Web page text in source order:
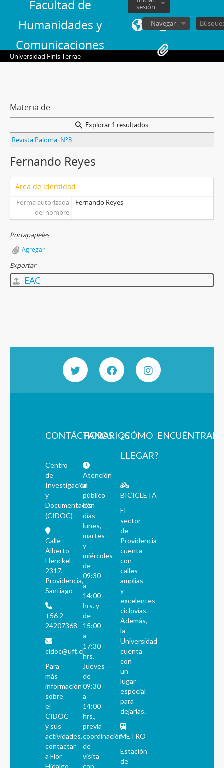
Facultad de
Humanidades y
Comunicaciones
sesión
Navegar
Universidad Finis Terrae
Materia de
Explorar 1 resultados
Revista Paloma, N°3
Fernando Reyes
Área de identidad
Forma autorizada
del nombre
Fernando Reyes
Portapapeles
Agregar
Exportar
EAC
CONTÁCTANOS
Centro
de
Investigación
y
Documentación
(CIDOC)
Calle
Alberto
Henckel
2317,
Providencia,
Santiago
+56 2
24207368
cidoc@uft.cl
Para
más
información
sobre
el
CIDOC
y sus
actividades,
contactar
a Flor
Hidalgo
HORARIOS
Atención
al
público
los
días
lunes,
martes
y
miércoles
de
09:30
a
14:00
hrs. y
de
15:00
a
17:30
hrs.
Jueves
de
09:30
a
14:00
hrs.,
previa
coordinación
de
visita
con
¿CÓMO
LLEGAR?
BICICLETA
El
sector
de
Providencia
cuenta
con
calles
amplias
y
excelentes
ciclovías.
Además,
la
Universidad
cuenta
con
un
lugar
especial
para
dejarlas.
METRO
Estación
de